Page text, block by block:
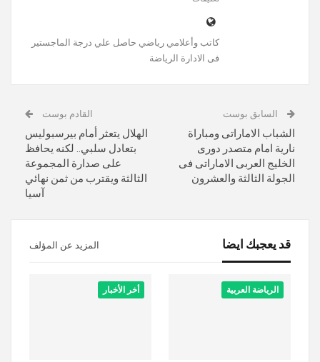
كاتب وأعلامي رياضي حاصل علي درجة الماجستير
فى الادارة الرياضة
السابق بوست
الشباب الاماراتى ومباراة
نارية امام متصدر دورى
الخليج العربى الاماراتى فى
الجولة الثالثة والعشرون
القادم بوست
الهلال يتعثر أمام بيرسبوليس
بتعادل سلبي.. لكنه يحافظ
على صدارة المجموعة
الثالثة ويقترب من ثمن نهائي
آسيا
قد يعجبك ايضا المزيد عن المؤلف
الرياضة العربية أخر الأخبار